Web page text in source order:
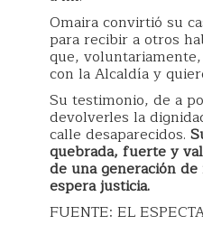
Omaira convirtió su
para recibir a otros
que,
con la Alcaldía y
Su testimonio, de a
devolverles la
calle desaparecidos.
quebrada, fuerte y
de una generación
espera justicia.
FUENTE: EL